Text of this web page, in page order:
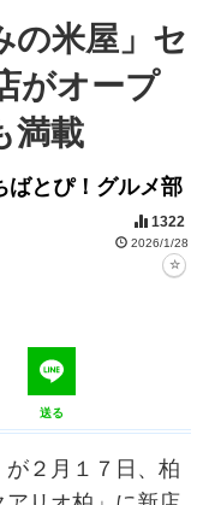
の米屋」セ
がオープ
満載
ばとぴ！グルメ部
1322
2026/1/28
送る
２月１７日、柏